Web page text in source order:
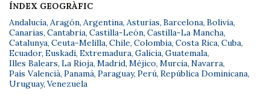
ÍNDEX GEOGRÀFIC
Andalucía, Aragón, Argentina, Asturias, Barcelona, Bolivia,
Canarias, Cantabria, Castilla-León, Castilla-La Mancha,
Catalunya, Ceuta-Melilla, Chile, Colombia, Costa Rica, Cuba,
Ecuador, Euskadi, Extremadura, Galicia, Guatemala,
Illes Balears, La Rioja, Madrid, Méjico, Murcia, Navarra,
País Valencià, Panamá, Paraguay, Perú, República Dominicana,
Uruguay, Venezuela